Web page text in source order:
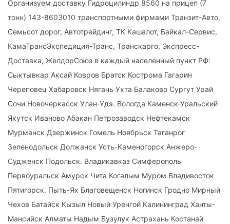
Организуем доставку Гидроцилиндр 8560 на прицеп (7
тонн) 143-8603010 транспортными фирмами Транзит-Авто,
Семьсот дорог, Автотрейдинг, ТК Кашалот, Байкал-Сервис,
КамаТрансЭкспедиция-Транс, Транскарго, Экспресс-
Доставка, ЖелдорСоюз в каждый населенный пункт РФ:
Сыктывкар Аксай Ковров Братск Кострома Гагарин
Череповец Хабаровск Нягань Ухта Балаково Сургут Урай
Сочи Новочеркасск Улан-Удэ. Вологда Каменск-Уральский
Якутск Иваново Абакан Петрозаводск Нефтекамск
Мурманск Дзержинск Гомель Ноябрьск Таганрог
Зеленодольск Должанск Усть-Каменогорск Анжеро-
Судженск Подольск. Владикавказ Симферополь
Первоуральск Амурск Чита Когалым Муром Владивосток
Пятигорск. Пыть-Ях Благовещенск Ногинск Гродно Мирный
Чехов Батайск Кызыл Новый Уренгой Калининград Ханты-
Мансийск Алматы Надым Бузулук Астрахань Костанай